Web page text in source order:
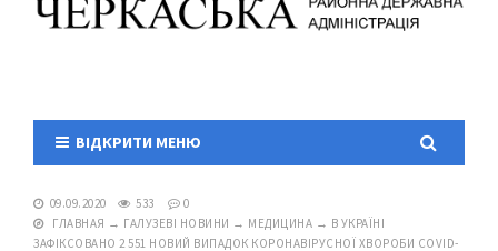
ВІДКРИТИ МЕНЮ
09.09.2020 533
0
ГЛАВНАЯ → ГАЛУЗЕВІ НОВИНИ → МЕДИЦИНА → В УКРАЇНІ
ЗАФІКСОВАНО 2 551 НОВИЙ ВИПАДОК КОРОНАВІРУСНОЇ ХВОРОБИ COVID-